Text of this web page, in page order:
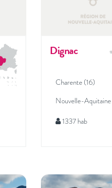
Dignac
Charente (16)
Nouvelle-Aquitaine
1337 hab